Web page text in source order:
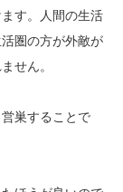
す。人間の生活
圏の方が外敵が
せん。
巣することで